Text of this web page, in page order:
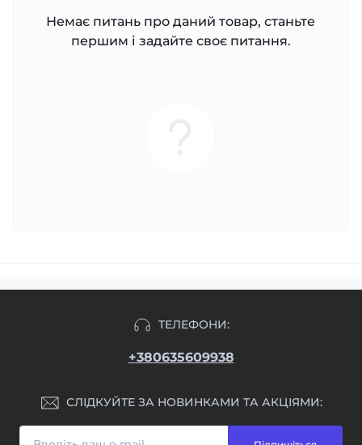
Немає питань про даний товар, станьте
першим і задайте своє питання.
ТЕЛЕФОНИ:
+380635609938
СЛІДКУЙТЕ ЗА НОВИНКАМИ ТА АКЦІЯМИ: